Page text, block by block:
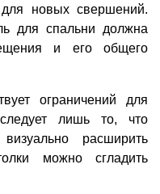
для новых свершений.
для спальни должна
и его общего
ограничений для
лишь то, что
расширить
можно сгладить